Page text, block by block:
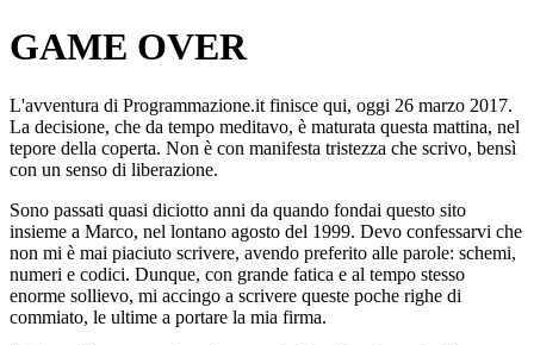
GAME OVER
L'avventura di Programmazione.it finisce qui, oggi 26 marzo 2017.
La decisione, che da tempo meditavo, è maturata questa mattina, nel
tepore della coperta. Non è con manifesta tristezza che scrivo, bensì
con un senso di liberazione.
Sono passati quasi diciotto anni da quando fondai questo sito
insieme a Marco, nel lontano agosto del 1999. Devo confessarvi che
non mi è mai piaciuto scrivere, avendo preferito alle parole: schemi,
numeri e codici. Dunque, con grande fatica e al tempo stesso
enorme sollievo, mi accingo a scrivere queste poche righe di
commiato, le ultime a portare la mia firma.